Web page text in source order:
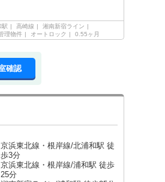
駅 高崎線
湘南新宿ライン
理物件 オートロック 0.55ヶ月
確認
京浜東北線・根岸線/北浦和駅 徒
歩3分
京浜東北線・根岸線/浦和駅 徒歩
25分